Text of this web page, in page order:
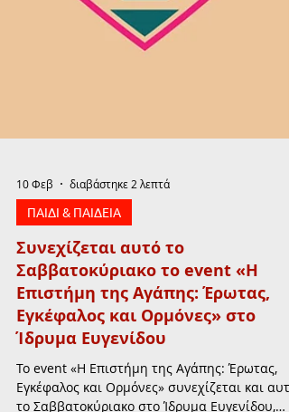
10 Φεβ διαβάστηκε 2 λεπτά
ΠΑΙΔΙ & ΠΑΙΔΕΙΑ
Συνεχίζεται αυτό το
Σαββατοκύριακο το event «Η
Επιστήμη της Αγάπης: Έρωτας,